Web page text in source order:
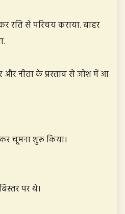
रति से परिचय कराया. बाहर
नीता के प्रस्ताव से जोश में आ
चूमना शुरू किया।
पर थे।